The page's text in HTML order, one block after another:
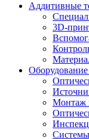
Аддитивные
3D-
Монтаж